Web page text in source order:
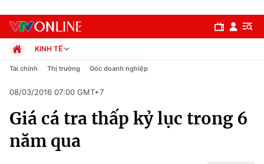
Chuyên mục
Chính trị
KINH TẾ
Chính trị
Pháp luật
Kinh tế
Thể thao
Truyền hình
Tài chính Thị trường Góc doanh nghiệp
08/03/2016 07:00 GMT+7
Giá cá tra thấp kỷ lục trong 6
năm qua